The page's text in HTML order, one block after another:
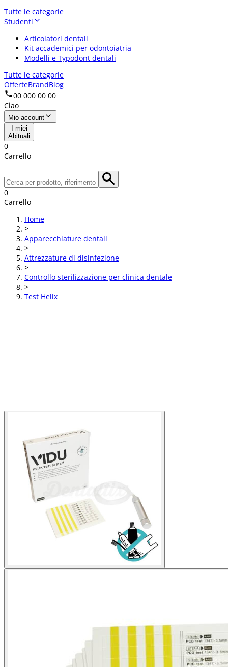
Tutte le categorie
Studenti
Articolatori dentali
Kit accademici per odontoiatria
Modelli e Typodont dentali
Tutte le categorie
OfferteBrandBlog
00 000 00 00
Ciao
Mio account
I miei
Abituali
0
Carrello
0
Carrello
Home
>
Apparecchiature dentali
>
Attrezzature di disinfezione
>
Controllo sterilizzazione per clinica dentale
>
Test Helix